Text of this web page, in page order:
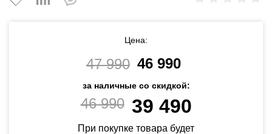
Цена:
47 990 46 990
за наличные со скидкой:
46 990 39 490
При покупке товара будет